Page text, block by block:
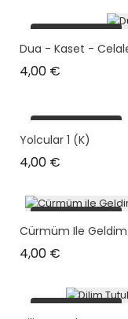
plus en stock
Dua - Kaset -
4,00 €
plus en stock
Yolcular 1 (k)
4,00 €
Cürmüm Ile Geldim
4,00 €
plus en stock